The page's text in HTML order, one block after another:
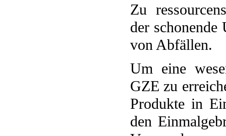
Zu
der
von Abfällen.
Um eine
GZE zu
Produkte in
den